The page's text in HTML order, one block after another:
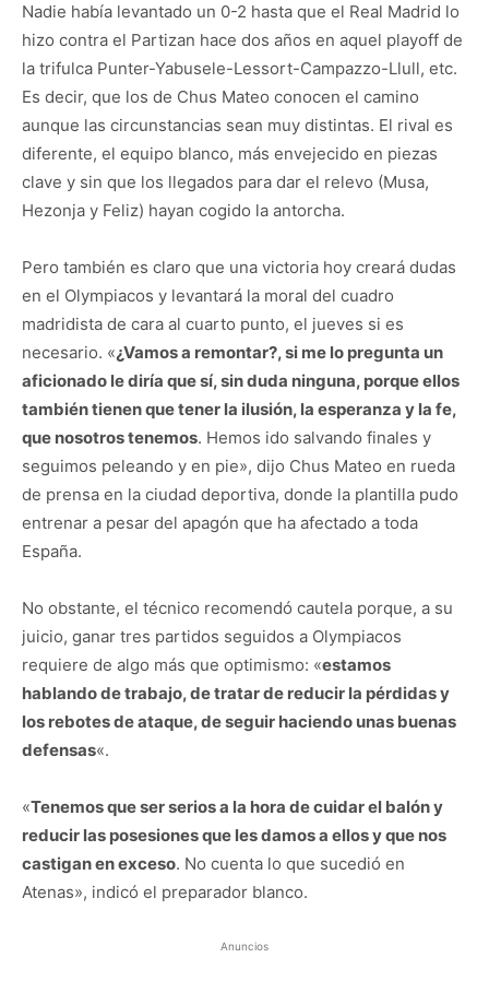
Nadie había levantado un 0-2 hasta que el Real Madrid lo
hizo contra el Partizan hace dos años en aquel playoff de
la trifulca Punter-Yabusele-Lessort-Campazzo-Llull, etc.
Es decir, que los de Chus Mateo conocen el camino
aunque las circunstancias sean muy distintas. El rival es
diferente, el equipo blanco, más envejecido en piezas
clave y sin que los llegados para dar el relevo (Musa,
Hezonja y Feliz) hayan cogido la antorcha.
Pero también es claro que una victoria hoy creará dudas
en el Olympiacos y levantará la moral del cuadro
madridista de cara al cuarto punto, el jueves si es
necesario. «¿Vamos a remontar?, si me lo pregunta un
aficionado le diría que sí, sin duda ninguna, porque ellos
también tienen que tener la ilusión, la esperanza y la fe,
que nosotros tenemos. Hemos ido salvando finales y
seguimos peleando y en pie», dijo Chus Mateo en rueda
de prensa en la ciudad deportiva, donde la plantilla pudo
entrenar a pesar del apagón que ha afectado a toda
España.
No obstante, el técnico recomendó cautela porque, a su
juicio, ganar tres partidos seguidos a Olympiacos
requiere de algo más que optimismo: «estamos
hablando de trabajo, de tratar de reducir la pérdidas y
los rebotes de ataque, de seguir haciendo unas buenas
defensas«.
«Tenemos que ser serios a la hora de cuidar el balón y
reducir las posesiones que les damos a ellos y que nos
castigan en exceso. No cuenta lo que sucedió en
Atenas», indicó el preparador blanco.
Anuncios